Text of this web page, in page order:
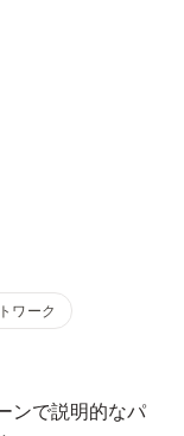
ワーク
ンで説明的なパ